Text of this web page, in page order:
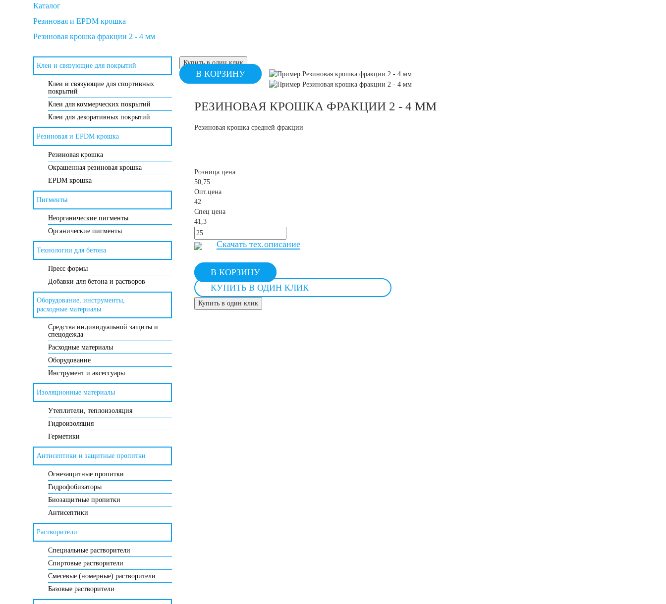
Изоляционные материалы
Клеи и мастики для
строительства
Области применения
Оборудование,
инструменты, расходные
материалы
Минеральные наполнители
Напольные покрытия
Оснащение умных
спортивных площадок
Производство
Склады
Спортивная площадка
Фитнес залы
Футбольные поля
Каталог
Резиновая и EPDM крошка
Резиновая крошка фракции 2 - 4 мм
Клеи и связующие для покрытий
Клеи и связующие для спортивных
покрытий
Клеи для коммерческих покрытий
Клеи для декоративных покрытий
Резиновая и EPDM крошка
Резиновая крошка
Окрашенная резиновая крошка
EPDM крошка
Пигменты
Неорганические пигменты
Органические пигменты
Технологии для бетона
Пресс формы
Добавки для бетона и растворов
Оборудование, инструменты,
расходные материалы
Средства индивидуальной защиты и
спецодежда
Расходные материалы
Оборудование
Инструмент и аксессуары
Изоляционные материалы
Утеплители, теплоизоляция
Гидроизоляция
Герметики
Антисептики и защитные пропитки
Огнезащитные пропитки
Гидрофобизаторы
Биозащитные пропитки
Антисептики
Растворители
Специальные растворители
Спиртовые растворители
Смесевые (номерные) растворители
Базовые растворители
Купить в один клик
В КОРЗИНУ
РЕЗИНОВАЯ КРОШКА ФРАКЦИИ 2 - 4 ММ
Резиновая крошка средней фракции
Розница цена
50,75
Опт.цена
42
Спец цена
41,3
Скачать тех.опиcание
В КОРЗИНУ
КУПИТЬ В ОДИН КЛИК
Купить в один клик